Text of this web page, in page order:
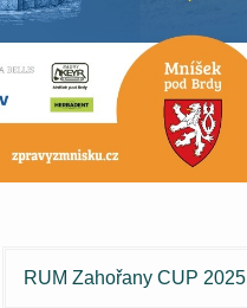
RUM Zahořany CUP 2025